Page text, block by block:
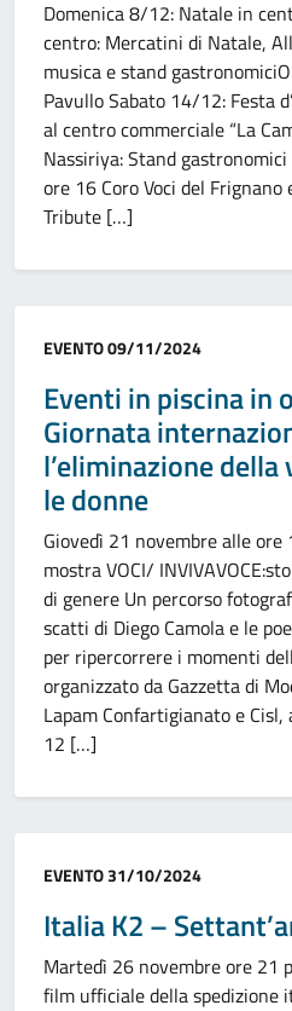
Domenica 8/12: Natale in
centro: Mercatini di Natale,
musica e stand
Pavullo Sabato 14/12: Festa
al centro commerciale “La
Nassiriya: Stand
ore 16 Coro Voci del Frignano
Tribute […]
Categoria:
EVENTO09/11/2024
Eventi in piscina in
Giornata
l’eliminazione
le donne
Giovedì 21 novembre alle
mostra VOCI/
di genere Un percorso
scatti di Diego Camola e le
per ripercorrere i momenti
organizzato da Gazzetta di
Lapam Confartigianato e
12 […]
Categoria:
EVENTO31/10/2024
Italia K2 –
Martedì 26 novembre ore 21
film ufficiale della spedizione